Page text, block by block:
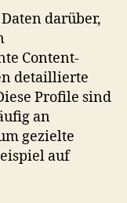
darüber,
Content-
detaillierte
Profile sind
an
gezielte
auf